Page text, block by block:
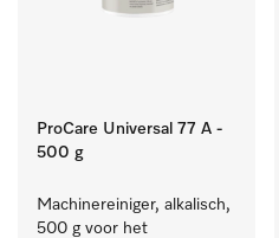
ProCare Universal 77 A -
500 g
Machinereiniger, alkalisch,
500 g voor het